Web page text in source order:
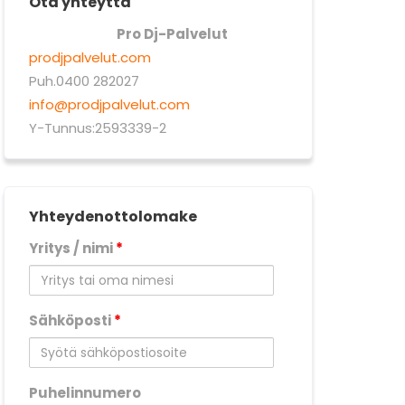
Pro Dj-Palvelut
prodjpalvelut.com
Puh.0400 282027
info@prodjpalvelut.com
Y-Tunnus:2593339-2
Yhteydenottolomake
Yritys / nimi*
Sähköposti*
Puhelinnumero